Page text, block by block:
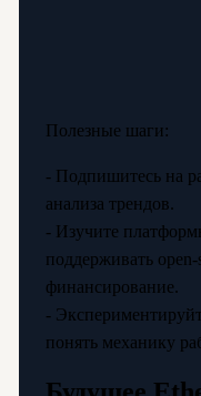
Полезные шаги:
- Подпишитесь на
анализа трендов.
- Изучите
поддерживать
финансирование.
-
понять механику